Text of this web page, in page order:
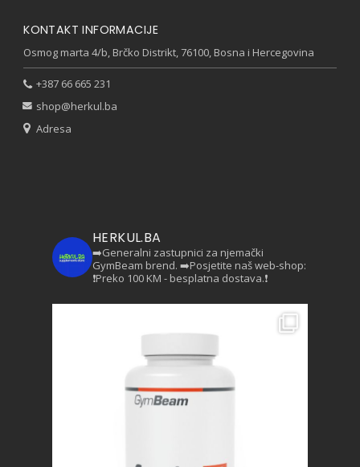
KONTAKT INFORMACIJE
Osmog marta 4/b, Brčko Distrikt, 76100, Bosna i Hercegovina
+387 66 665 231
shop@herkul.ba
Adresa
HERKUL.BA
➡️Generalni zastupnici za njemački
GymBeam brend. ➡️Posjetite naš web-shop:
❗Preko 100 KM - besplatna dostava.❗